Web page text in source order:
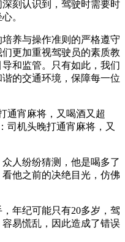
刻认识到，驾驶时需要时
。
养与操作准则的严格遵守
更加重视驾驶员的素质教
和监管。只有如此，我们
的交通环境，保障每一位
人纷纷猜测，他是喝多了
他之前的决绝目光，仿佛
年纪可能只有20多岁，驾
易慌乱，因此造成了错误